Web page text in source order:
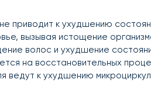
приводит к ухудшению
вызывая истощение
волос и ухудшение
на восстановительных
ведут к ухудшению